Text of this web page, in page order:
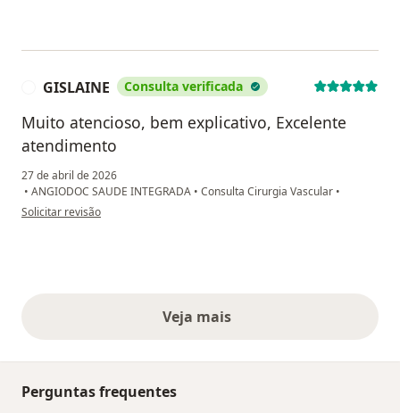
GISLAINE Consulta verificada
Muito atencioso, bem explicativo, Excelente
atendimento
27 de abril de 2026
• ANGIODOC SAUDE INTEGRADA • Consulta Cirurgia Vascular •
na opinião do utilizador GISLAINE
Solicitar revisão
Veja maisopiniões acima
Perguntas frequentes